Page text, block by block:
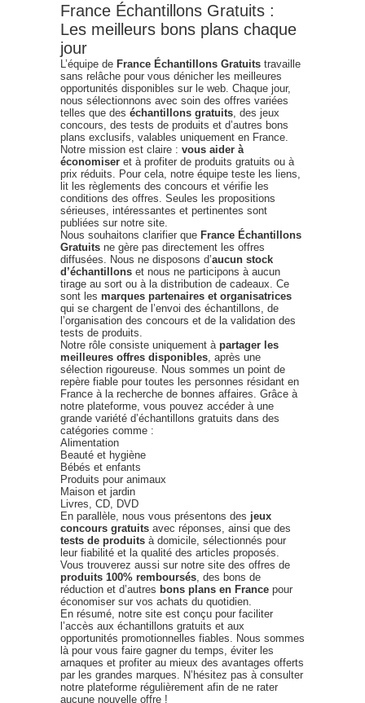
France Échantillons Gratuits :
Les meilleurs bons plans chaque
jour
L’équipe de France Échantillons Gratuits travaille
sans relâche pour vous dénicher les meilleures
opportunités disponibles sur le web. Chaque jour,
nous sélectionnons avec soin des offres variées
telles que des échantillons gratuits , des jeux
concours, des tests de produits et d’autres bons
plans exclusifs, valables uniquement en France.
Notre mission est claire : vous aider à
économiser et à profiter de produits gratuits ou à
prix réduits. Pour cela, notre équipe teste les liens,
lit les règlements des concours et vérifie les
conditions des offres. Seules les propositions
sérieuses, intéressantes et pertinentes sont
publiées sur notre site.
Nous souhaitons clarifier que France Échantillons
Gratuits ne gère pas directement les offres
diffusées. Nous ne disposons d’aucun stock
d’échantillons et nous ne participons à aucun
tirage au sort ou à la distribution de cadeaux. Ce
sont les marques partenaires et organisatrices
qui se chargent de l’envoi des échantillons, de
l’organisation des concours et de la validation des
tests de produits.
Notre rôle consiste uniquement à partager les
meilleures offres disponibles , après une
sélection rigoureuse. Nous sommes un point de
repère fiable pour toutes les personnes résidant en
France à la recherche de bonnes affaires. Grâce à
notre plateforme, vous pouvez accéder à une
grande variété d’échantillons gratuits dans des
catégories comme :
Alimentation
Beauté et hygiène
Bébés et enfants
Produits pour animaux
Maison et jardin
Livres, CD, DVD
En parallèle, nous vous présentons des jeux
concours gratuits avec réponses, ainsi que des
tests de produits à domicile, sélectionnés pour
leur fiabilité et la qualité des articles proposés.
Vous trouverez aussi sur notre site des offres de
produits 100% remboursés , des bons de
réduction et d’autres bons plans en France pour
économiser sur vos achats du quotidien.
En résumé, notre site est conçu pour faciliter
l’accès aux échantillons gratuits et aux
opportunités promotionnelles fiables. Nous sommes
là pour vous faire gagner du temps, éviter les
arnaques et profiter au mieux des avantages offerts
par les grandes marques. N’hésitez pas à consulter
notre plateforme régulièrement afin de ne rater
aucune nouvelle offre !